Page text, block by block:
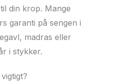
din krop. Mange
garanti på sengen i
madras eller
i stykker.